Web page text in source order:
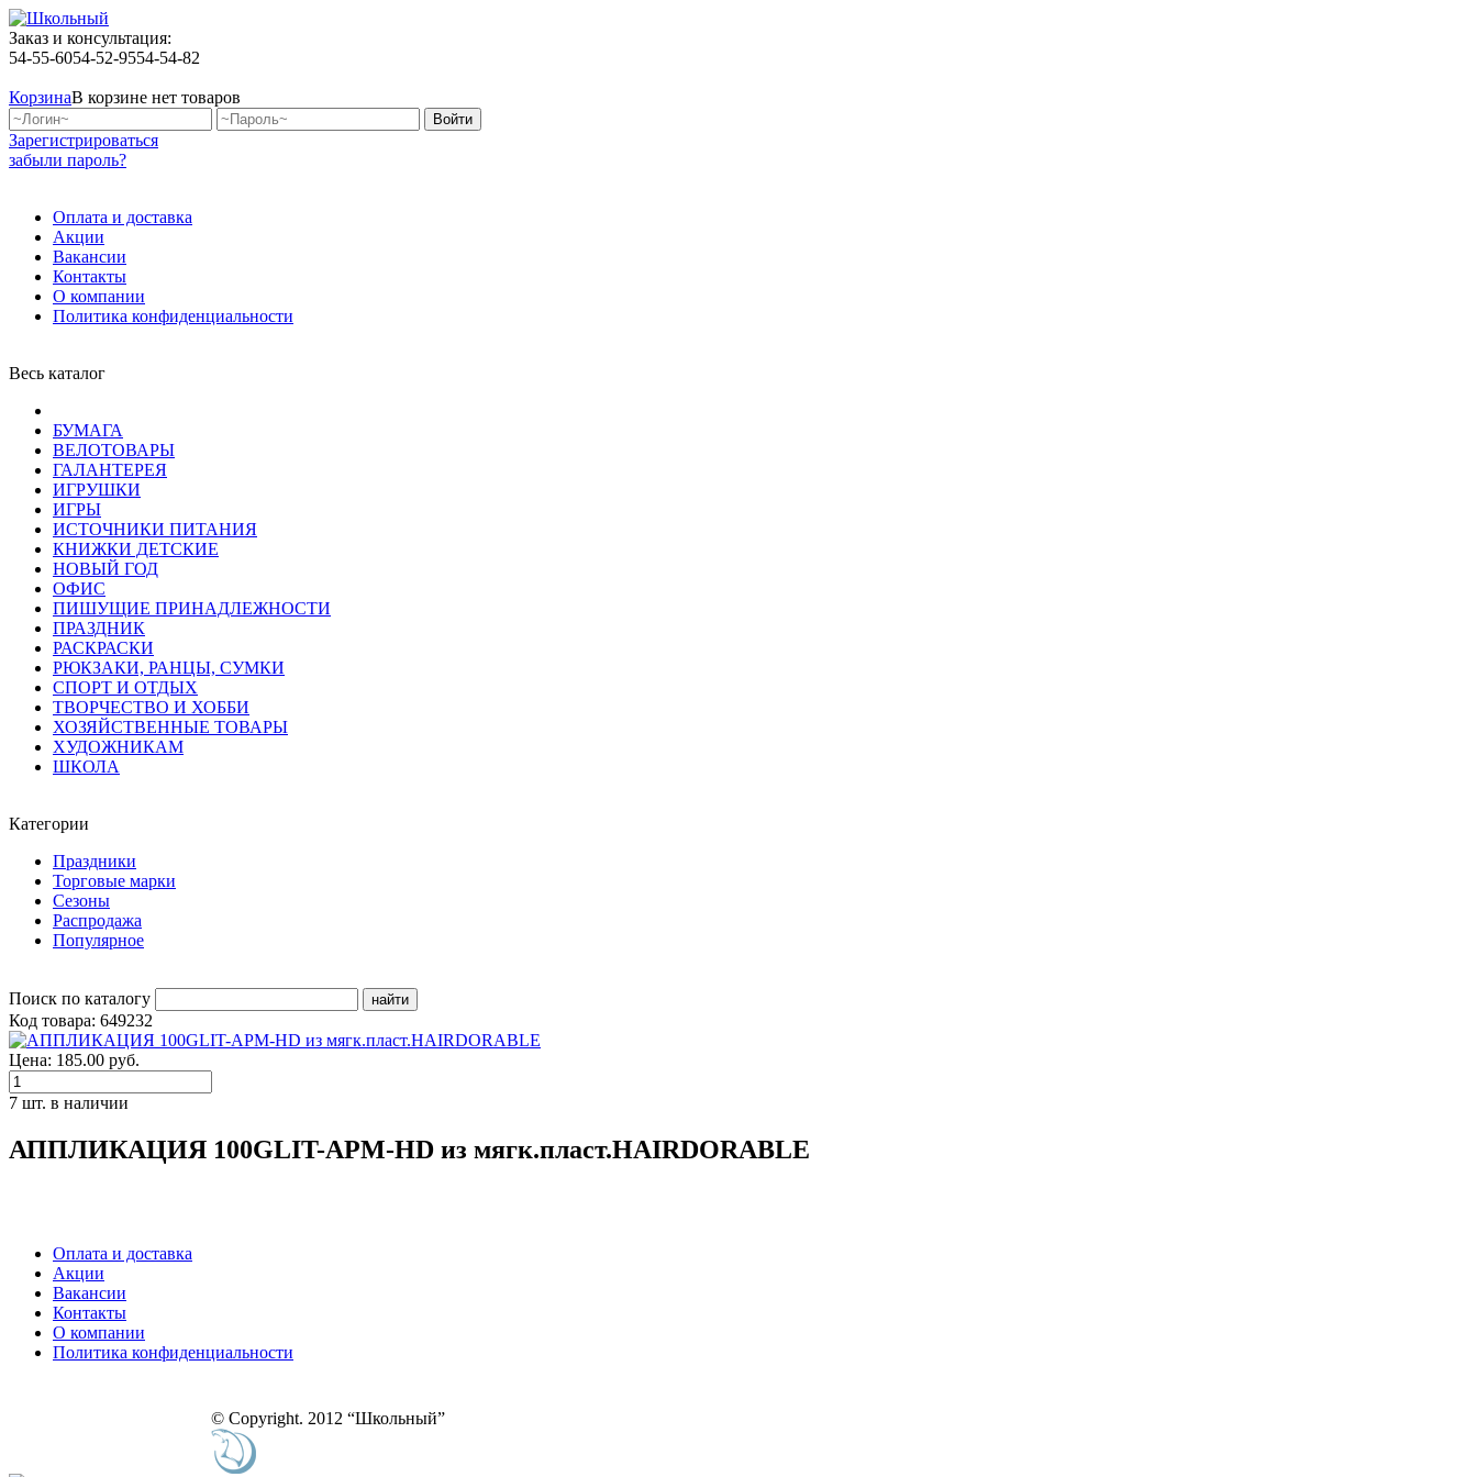
Заказ и консультация:
54-55-6054-52-9554-54-82
КорзинаВ корзине нет товаров
Зарегистрироваться
забыли пароль?
Оплата и доставка
Акции
Вакансии
Контакты
О компании
Политика конфиденциальности
Весь каталог
БУМАГА
ВЕЛОТОВАРЫ
ГАЛАНТЕРЕЯ
ИГРУШКИ
ИГРЫ
ИСТОЧНИКИ ПИТАНИЯ
КНИЖКИ ДЕТСКИЕ
НОВЫЙ ГОД
ОФИС
ПИШУЩИЕ ПРИНАДЛЕЖНОСТИ
ПРАЗДНИК
РАСКРАСКИ
РЮКЗАКИ, РАНЦЫ, СУМКИ
СПОРТ И ОТДЫХ
ТВОРЧЕСТВО И ХОББИ
ХОЗЯЙСТВЕННЫЕ ТОВАРЫ
ХУДОЖНИКАМ
ШКОЛА
Категории
Праздники
Торговые марки
Сезоны
Распродажа
Популярное
Поиск по каталогу
Код товара: 649232
Цена: 185.00 руб.
7 шт. в наличии
АППЛИКАЦИЯ 100GLIT-APM-HD из мягк.пласт.HAIRDORABLE
Оплата и доставка
Акции
Вакансии
Контакты
О компании
Политика конфиденциальности
© Copyright. 2012 “Школьный”